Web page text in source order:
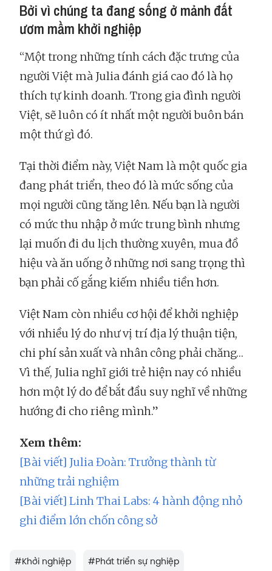
Bởi vì chúng ta đang sống ở mảnh đất
ươm mầm khởi nghiệp
“Một trong những tính cách đặc trưng của
người Việt mà Julia đánh giá cao đó là họ
thích tự kinh doanh. Trong gia đình người
Việt, sẽ luôn có ít nhất một người buôn bán
một thứ gì đó.
Tại thời điểm này, Việt Nam là một quốc gia
đang phát triển, theo đó là mức sống của
mọi người cũng tăng lên. Nếu bạn là người
có mức thu nhập ở mức trung bình nhưng
lại muốn đi du lịch thường xuyên, mua đồ
hiệu và ăn uống ở những nơi sang trọng thì
bạn phải cố gắng kiếm nhiều tiền hơn.
Việt Nam còn nhiều cơ hội để khởi nghiệp
với nhiều lý do như vị trí địa lý thuận tiện,
chi phí sản xuất và nhân công phải chăng…
Vì thế, Julia nghĩ giới trẻ hiện nay có nhiều
hơn một lý do để bắt đầu suy nghĩ về những
hướng đi cho riêng mình.”
Xem thêm:
[Bài viết] Julia Đoàn: Trưởng thành từ
những trải nghiệm
[Bài viết] Linh Thai Labs: 4 hành động nhỏ
ghi điểm lớn chốn công sở
#Khởi nghiệp #Phát triển sự nghiệp